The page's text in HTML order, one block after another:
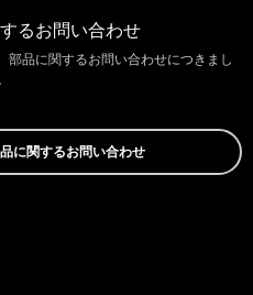
るお問い合わせ
部品に関するお問い合わせにつきまし
に関するお問い合わせ